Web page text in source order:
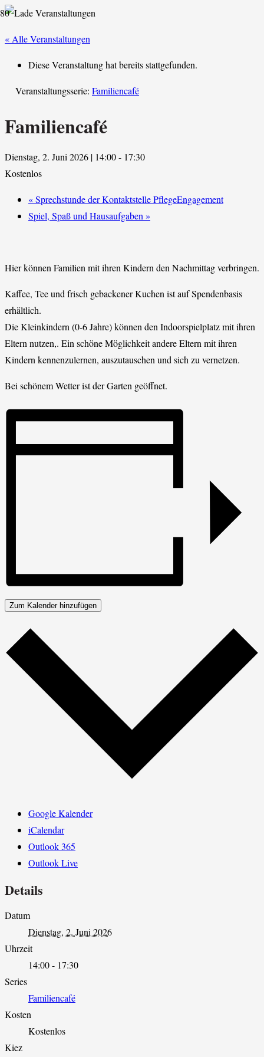
« Alle Veranstaltungen
Diese Veranstaltung hat bereits stattgefunden.
Veranstaltungsserie: Familiencafé
Familiencafé
Dienstag, 2. Juni 2026 | 14:00- 17:30
Kostenlos
«Sprechstunde der Kontaktstelle PflegeEngagement
Spiel, Spaß und Hausaufgaben »
Hier können Familien mit ihren Kindern den Nachmittag verbringen.
Kaffee, Tee und frisch gebackener Kuchen ist auf Spendenbasis
erhältlich.
Die Kleinkindern (0-6 Jahre) können den Indoorspielplatz mit ihren
Eltern nutzen,. Ein schöne Möglichkeit andere Eltern mit ihren
Kindern kennenzulernen, auszutauschen und sich zu vernetzen.
Bei schönem Wetter ist der Garten geöffnet.
Zum Kalender hinzufügen
Google Kalender
iCalendar
Outlook 365
Outlook Live
Details
Datum
Dienstag, 2. Juni 2026
Uhrzeit
14:00 - 17:30
Series
Familiencafé
Kosten
Kostenlos
Kiez